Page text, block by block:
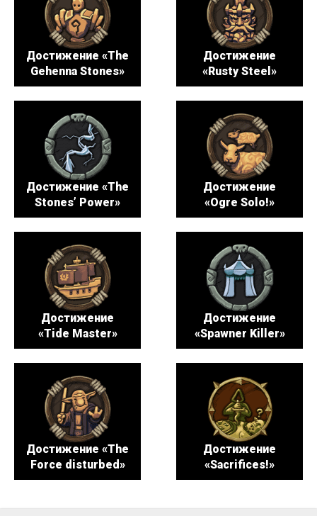
Достижение «The
Gehenna Stones»
Достижение
«Rusty Steel»
Достижение «The
Stones’ Power»
Достижение
«Ogre Solo!»
Достижение
«Tide Master»
Достижение
«Spawner Killer»
Достижение «The
Force disturbed»
Достижение
«Sacrifices!»